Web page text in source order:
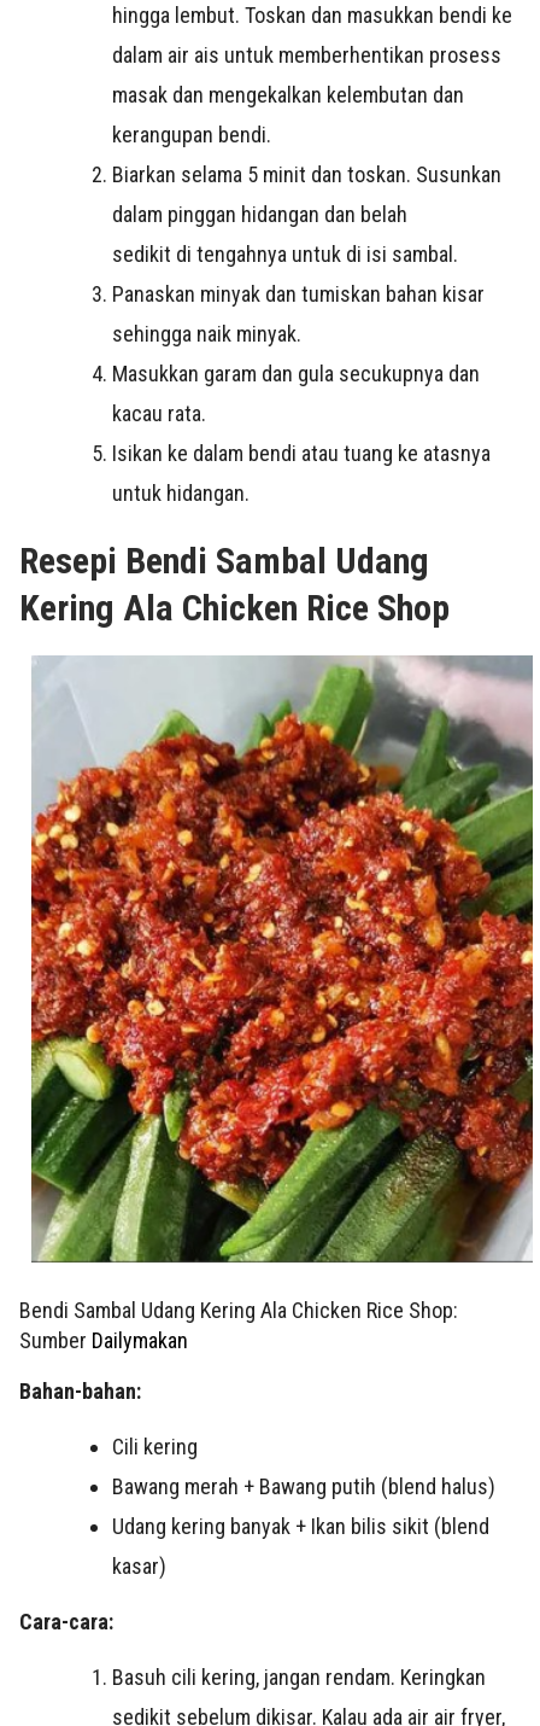
hingga lembut. Toskan dan masukkan bendi ke
dalam air ais untuk memberhentikan prosess
masak dan mengekalkan kelembutan dan
kerangupan bendi.
Biarkan selama 5 minit dan toskan. Susunkan
dalam pinggan hidangan dan belah
sedikit di tengahnya untuk di isi sambal.
Panaskan minyak dan tumiskan bahan kisar
sehingga naik minyak.
Masukkan garam dan gula secukupnya dan
kacau rata.
Isikan ke dalam bendi atau tuang ke atasnya
untuk hidangan.
Resepi Bendi Sambal Udang
Kering Ala Chicken Rice Shop
Bendi Sambal Udang Kering Ala Chicken Rice Shop:
Sumber Dailymakan
Bahan-bahan:
Cili kering
Bawang merah + Bawang putih (blend halus)
Udang kering banyak + Ikan bilis sikit (blend
kasar)
Cara-cara:
Basuh cili kering, jangan rendam. Keringkan
sedikit sebelum dikisar. Kalau ada air air fryer,